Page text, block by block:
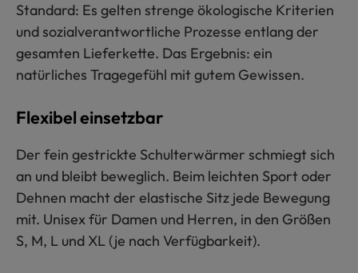
Standard: Es gelten strenge ökologische Kriterien
und sozialverantwortliche Prozesse entlang der
gesamten Lieferkette. Das Ergebnis: ein
natürliches Tragegefühl mit gutem Gewissen.
Flexibel einsetzbar
Der fein gestrickte Schulterwärmer schmiegt sich
an und bleibt beweglich. Beim leichten Sport oder
Dehnen macht der elastische Sitz jede Bewegung
mit. Unisex für Damen und Herren, in den Größen
S, M, L und XL (je nach Verfügbarkeit).